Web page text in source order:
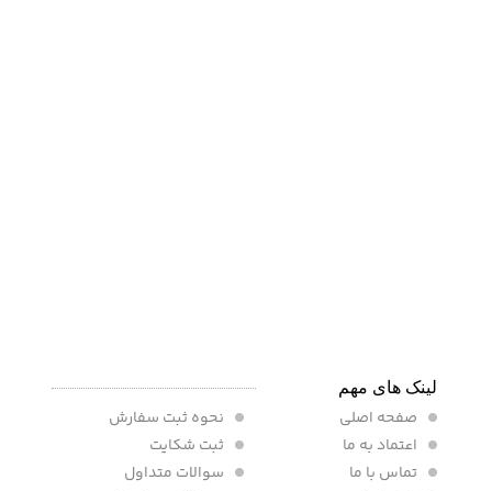
لینک های مهم
صفحه اصلی
اعتماد به ما
تماس با ما
نحوه ثبت سفارش
ثبت شکایت
سوالات متداول